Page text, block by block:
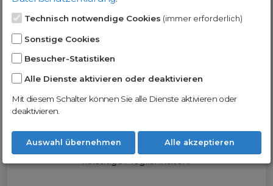
Werde jetzt Teil der
DomainCatcher-
Community!
Nutze unsere Erfahrung und profitiere
erleichtern wir dir den
Domainhandel und bieten dir
vielseitige Möglichkeiten.
Technisch notwendige Cookies (immer erforderlich)
Sonstige Cookies
Besucher-Statistiken
Alle Dienste aktivieren oder deaktivieren
Mit diesem Schalter können Sie alle Dienste aktivieren oder
deaktivieren.
Auswahl übernehmen Alle akzeptieren